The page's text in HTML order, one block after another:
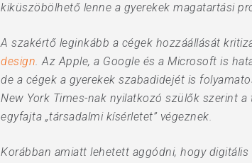
kiküszöbölhető lenne a gyerekek magatartási
A szakértő leginkább a cégek hozzáállását
design. Az Apple, a Google és a Microsoft is
de a cégek a gyerekek szabadidejét is
New York Times-nak nyilatkozó szülők szerint
egyfajta „társadalmi kísérletet” végeznek.
Korábban amiatt lehetett aggódni, hogy